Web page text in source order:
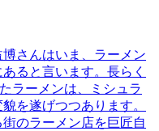
さんはいま、ラーメン
ると言います。長らく
ラーメンは、ミシュラ
を遂げつつあります。
のラーメン店を巨匠自